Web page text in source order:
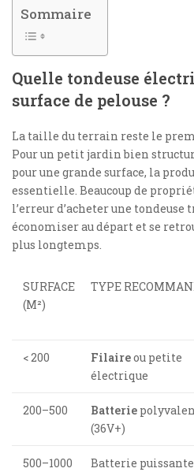
Sommaire
Quelle tondeuse
surface de pelouse ?
La taille du terrain reste le
Pour un petit jardin bien
pour une grande surface, la
essentielle. Beaucoup de
l’erreur d’acheter une tondeuse
économiser au départ et se
plus longtemps.
SURFACE
(M²)
TYPE
< 200 Filaireou petite
électrique
200–500 Batterie
(36V+)
500–1000
Batterie